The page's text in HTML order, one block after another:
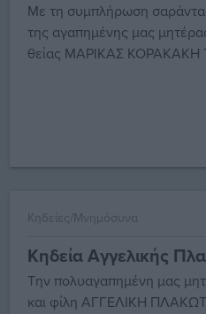
Με τη συμπλήρωση
της αγαπημένης μας
θείας ΜΑΡΙΚΑΣ ΚΟΡΑΚΑΚΗ
Κηδείες/Μνημόσυνα
Κηδεία Αγγελικής
Την πολυαγαπημένη μας
και φίλη ΑΓΓΕΛΙΚΗ